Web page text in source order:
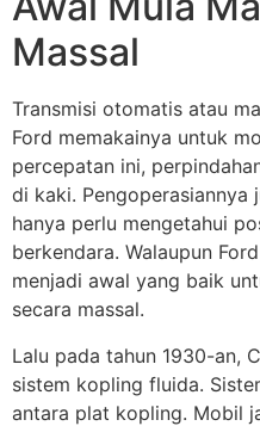
Massal
Transmisi otomatis atau
Ford memakainya untuk
percepatan ini,
di kaki. Pengoperasiannya
hanya perlu mengetahui
berkendara. Walaupun
menjadi awal yang baik
secara massal.
Lalu pada tahun 1930-an,
sistem kopling fluida.
antara plat kopling. Mobil